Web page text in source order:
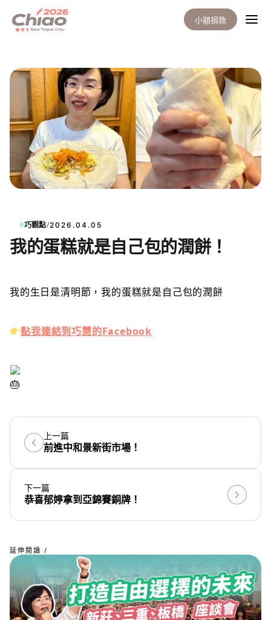
小額捐款
巧觀點/2026.04.05
我的蛋糕就是自己包的潤餅！
我的生日是清明節，我的蛋糕就是自己包的潤餅
點我連結到巧慧的Facebook
上一篇
前進中和景新街市場！
下一篇
恭喜郁婷拿到亞錦賽銅牌！
延伸閱讀 /